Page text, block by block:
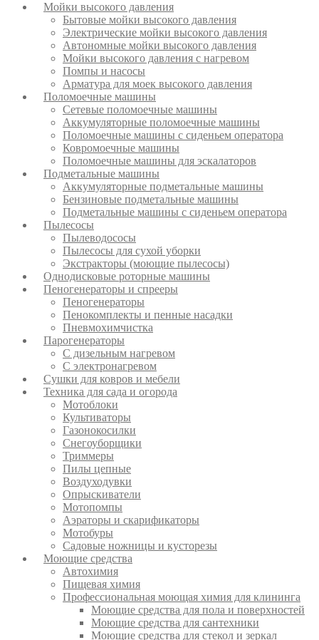
Мойки высокого давления
Бытовые мойки высокого давления
Электрические мойки высокого давления
Автономные мойки высокого давления
Мойки высокого давления с нагревом
Помпы и насосы
Арматура для моек высокого давления
Поломоечные машины
Сетевые поломоечные машины
Аккумуляторные поломоечные машины
Поломоечные машины с сиденьем оператора
Ковромоечные машины
Поломоечные машины для эскалаторов
Подметальные машины
Аккумуляторные подметальные машины
Бензиновые подметальные машины
Подметальные машины с сиденьем оператора
Пылесосы
Пылеводососы
Пылесосы для сухой уборки
Экстракторы (моющие пылесосы)
Однодисковые роторные машины
Пеногенераторы и спрееры
Пеногенераторы
Пенокомплекты и пенные насадки
Пневмохимчистка
Парогенераторы
С дизельным нагревом
С электронагревом
Сушки для ковров и мебели
Техника для сада и огорода
Мотоблоки
Культиваторы
Газонокосилки
Снегоуборщики
Триммеры
Пилы цепные
Воздуходувки
Опрыскиватели
Мотопомпы
Аэраторы и скарификаторы
Мотобуры
Садовые ножницы и кусторезы
Моющие средства
Автохимия
Пищевая химия
Профессиональная моющая химия для клининга
Моющие средства для пола и поверхностей
Моющие средства для сантехники
Моющие средства для стекол и зеркал